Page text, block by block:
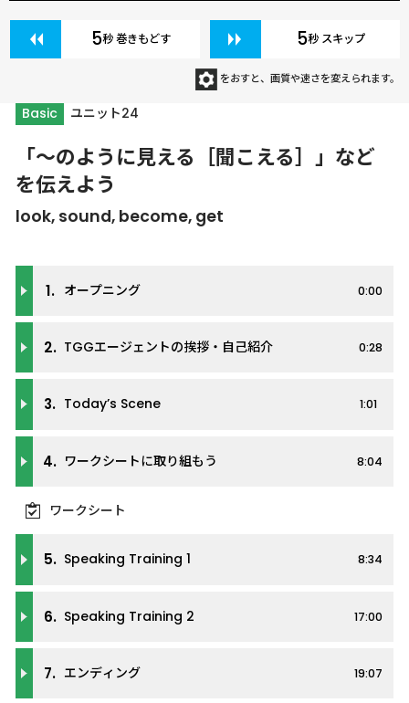
Basic ユニット24
「～のように見える［聞こえる］」など
を伝えよう
look, sound, become, get
1. オープニング 0:00
2. TGGエージェントの挨拶・自己紹介 0:28
3. Today’s Scene 1:01
4. ワークシートに取り組もう 8:04
ワークシート
5. Speaking Training 1 8:34
6. Speaking Training 2 17:00
7. エンディング 19:07
5秒 巻きもどす 5秒 スキップ
をおすと、画質や速さを変えられます。